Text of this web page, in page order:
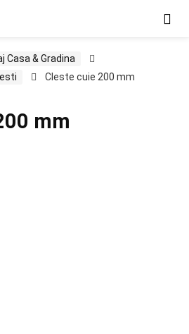
Casa & Gradina
Cleste cuie 200 mm
mm